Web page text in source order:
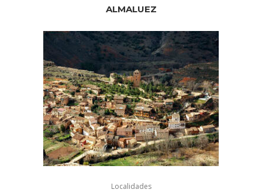
ALMALUEZ
Localidades